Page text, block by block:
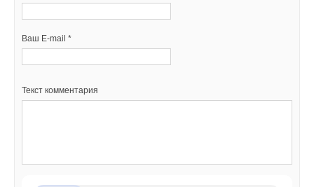
Ваш E-mail *
Текст комментария
Ваш E-mail *